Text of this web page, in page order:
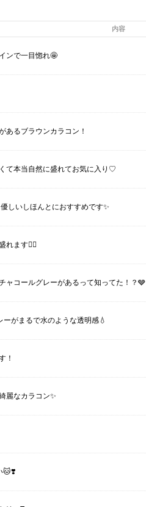
内容
ンで一目惚れ🤩
あるブラウンカラコン！
て本当自然に盛れてお気に入り♡
しいしほんとにおすすめです✨
れます🙆‍♀️
ャコールグレーがあるって知ってた！？🩶
ーがまるで水のような透明感💧
！
麗なカラコン✨
🐱❣️